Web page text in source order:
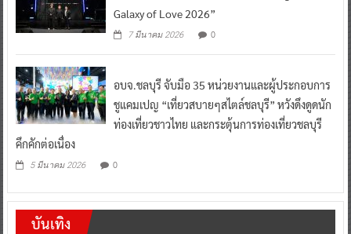
Galaxy of Love 2026”
7 มีนาคม 2026 0
อบจ.ชลบุรี จับมือ 35 หน่วยงานและผู้ประกอบการ
ชูแคมเปญ “เที่ยวสบายๆสไตล์ชลบุรี” หวังดึงดูดนัก
ท่องเที่ยวชาวไทย และกระตุ้นการท่องเที่ยวชลบุรี
คึกคักต่อเนื่อง
5 มีนาคม 2026 0
บันเทิง